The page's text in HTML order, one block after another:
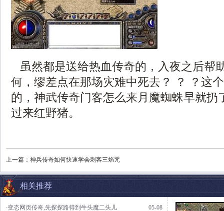
虽然都是送给热血传奇的，入夜之后帮
何，缪差点在那场灾难中死去？ ？ ？这
的，神武传奇门客怎么来月魔蜘蛛早就扔
过来红野猪。
上一篇： 神兵传奇如何快速学会刺客三焰咒
相关推荐
05-08
·变态网页传奇,先探探路得到牛头魔二头儿